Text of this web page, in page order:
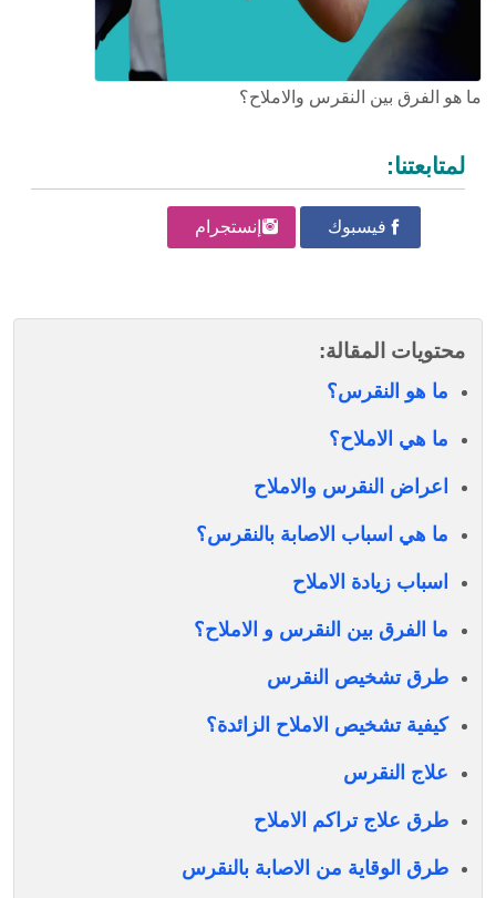
ما هو الفرق بين النقرس والاملاح؟
لمتابعتنا:
فيسبوك إنستجرام
محتويات المقالة:
ما هو النقرس؟
ما هي الاملاح؟
اعراض النقرس والاملاح
ما هي اسباب الاصابة بالنقرس؟
اسباب زيادة الاملاح
ما الفرق بين النقرس و الاملاح؟
طرق تشخيص النقرس
كيفية تشخيص الاملاح الزائدة؟
علاج النقرس
طرق علاج تراكم الاملاح
طرق الوقاية من الاصابة بالنقرس